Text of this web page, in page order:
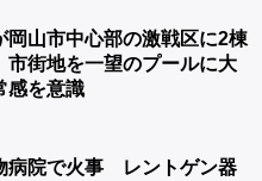
岡山市中心部の激戦区に2棟
街地を一望のプールに大
を意識
病院で火事 レントゲン器